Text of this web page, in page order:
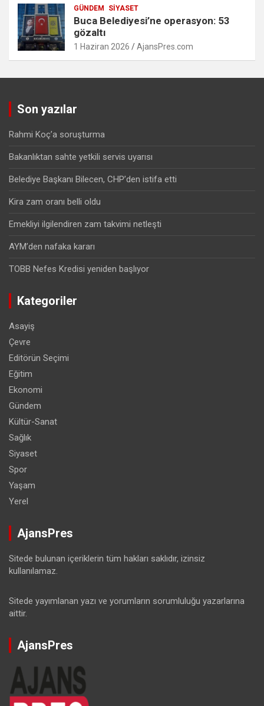
GÜNDEM SIYASET
Buca Belediyesi’ne operasyon: 53
gözaltı
1 Haziran 2026 AjansPres.com
Son yazılar
Rahmi Koç’a soruşturma
Bakanlıktan sahte yetkili servis uyarısı
Belediye Başkanı Bilecen, CHP’den istifa etti
Kira zam oranı belli oldu
Emekliyi ilgilendiren zam takvimi netleşti
AYM’den nafaka kararı
TOBB Nefes Kredisi yeniden başlıyor
Kategoriler
Asayiş
Çevre
Editörün Seçimi
Eğitim
Ekonomi
Gündem
Kültür-Sanat
Sağlık
Siyaset
Spor
Yaşam
Yerel
AjansPres
Sitede bulunan içeriklerin tüm hakları saklıdır, izinsiz
kullanılamaz.
Sitede yayımlanan yazı ve yorumların sorumluluğu yazarlarına
aittir.
AjansPres